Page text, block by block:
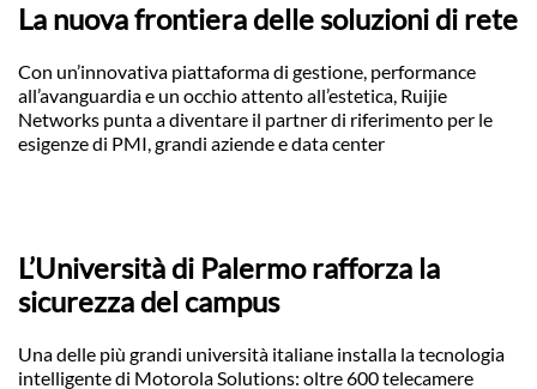
La nuova frontiera delle soluzioni di rete
Con un’innovativa piattaforma di gestione, performance
all’avanguardia e un occhio attento all’estetica, Ruijie
Networks punta a diventare il partner di riferimento per le
esigenze di PMI, grandi aziende e data center
L’Università di Palermo rafforza la
sicurezza del campus
Una delle più grandi università italiane installa la tecnologia
intelligente di Motorola Solutions: oltre 600 telecamere